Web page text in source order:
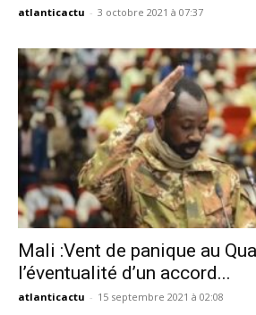
atlanticactu - 3 octobre 2021 à 07:37
Mali :Vent de panique au
l’éventualité d’un accord...
atlanticactu - 15 septembre 2021 à 02:08